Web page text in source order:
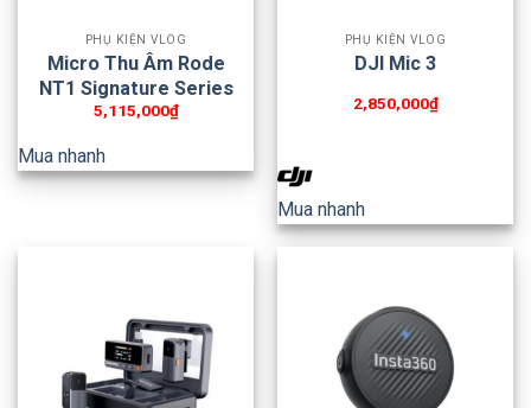
PHỤ KIỆN VLOG
Micro Thu Âm Rode
NT1 Signature Series
5,115,000₫
Mua nhanh
PHỤ KIỆN VLOG
DJI Mic 3
2,850,000₫
Mua nhanh